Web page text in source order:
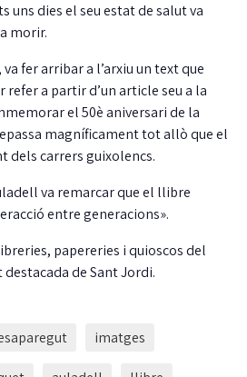
uns dies el seu estat de salut va
morir.
fer arribar a l’arxiu un text que
refer a partir d’un article seu a la
el 50è aniversari de la
magníficament tot allò que el
dels carrers guixolencs.
va remarcar que el llibre
entre generacions».
papereries i quioscos del
de Sant Jordi.
imatges